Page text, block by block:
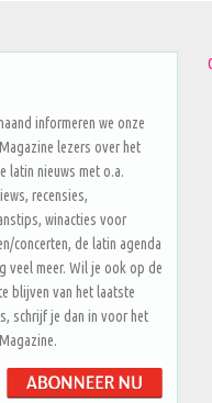
informeren we onze
lezers over het
latin nieuws met o.a.
recensies,
winacties voor
concerten, de latin agenda
veel meer. Wil je ook op de
blijven van het laatste
schrijf je dan in voor het